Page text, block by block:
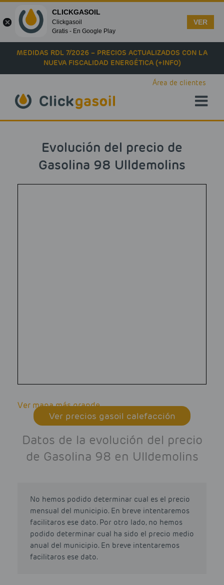
Skip to main content
MEDIDAS RDL 7/2026 – PRECIOS ACTUALIZADOS CON LA
NUEVA FISCALIDAD ENERGÉTICA (+INFO)
Área de clientes
Evolución del precio de
Gasolina 98 Ulldemolins
Ver mapa más grande
Ver precios gasoil calefacción
Datos de la evolución del precio
de Gasolina 98 en Ulldemolins
No hemos podido determinar cual es el precio
mensual del municipio. En breve intentaremos
facilitaros ese dato. Por otro lado, no hemos
podido determinar cual ha sido el precio medio
anual del municipio. En breve intentaremos
facilitaros ese dato.
CLICKGASOIL
Clickgasoil
Gratis - En Google Play
VER